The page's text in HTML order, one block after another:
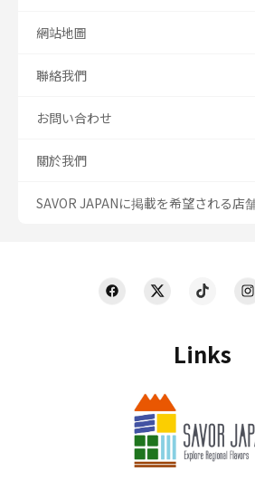
Links
網站地圖
聯絡我們
お問い合わせ
關於我們
SAVOR JAPANに掲載を希望される店